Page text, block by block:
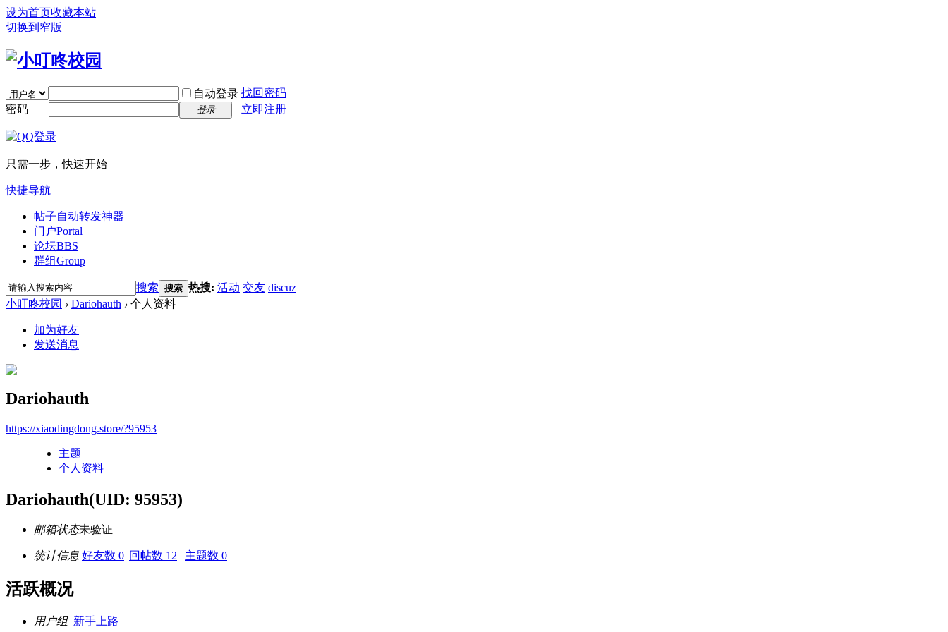
设为首页收藏本站
切换到窄版
自动登录 找回密码
密码
登录 立即注册
只需一步，快速开始
快捷导航
帖子自动转发神器
门户Portal
论坛BBS
群组Group
搜索 搜索 热搜: 活动 交友 discuz
小叮咚校园 › Dariohauth › 个人资料
加为好友
发送消息
Dariohauth
https://xiaodingdong.store/?95953
主题
个人资料
Dariohauth(UID: 95953)
邮箱状态未验证
统计信息 好友数 0 |回帖数 12 | 主题数 0
活跃概况
用户组 新手上路